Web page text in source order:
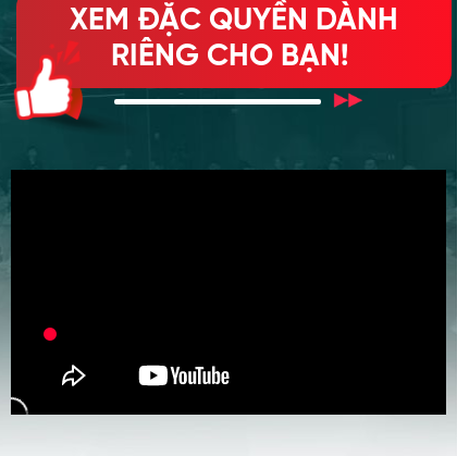
XEM ĐẶC QUYỀN DÀNH
RIÊNG CHO BẠN!